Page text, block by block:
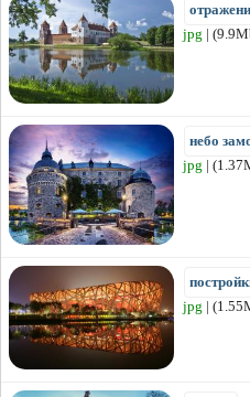
jpg |
небо
jpg |
jpg |